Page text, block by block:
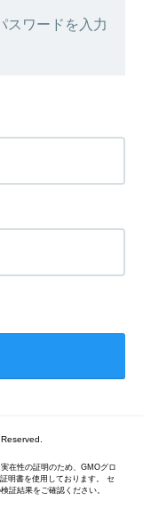
スワードを入力
在性の証明のため、GMOグロ
明書を使用しております。 セ
証結果をご確認ください。